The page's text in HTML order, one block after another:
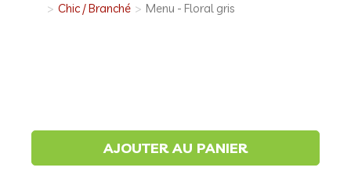
Chic / Branché
Menu - Floral gris